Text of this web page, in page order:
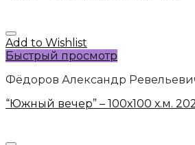
Add to Wishlist
Быстрый просмотр
Фёдоров Александр
“Южный вечер” – 100х100 х.м.